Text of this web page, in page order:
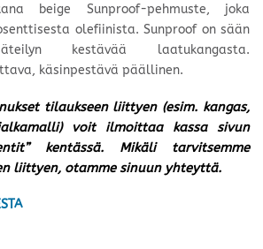
beige Sunproof-pehmuste, joka
olefiinista. Sunproof on sään
kestävää laatukangasta.
käsinpestävä päällinen.
tilaukseen liittyen (esim. kangas,
voit ilmoittaa kassa sivun
kentässä. Mikäli tarvitsemme
liittyen, otamme sinuun yhteyttä.